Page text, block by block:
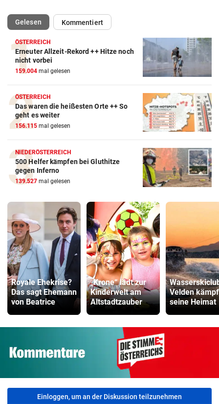
Gelesen(ausgewählt)Kommentiert
ÖSTERREICH
Erneuter Allzeit-Rekord ++ Hitze noch
nicht vorbei
159.004 mal gelesen
ÖSTERREICH
Das waren die heißesten Orte ++ So
geht es weiter
156.115 mal gelesen
NIEDERÖSTERREICH
500 Helfer kämpfen bei Gluthitze
gegen Inferno
139.527 mal gelesen
Royale Ehekrise?
Das sagt Ehemann
von Beatrice
„Krone“ lädt zur
Kinderwelt am
Altstadtzauber
Velden
seine Heimat
Einloggen, um an der Diskussion teilzunehmen